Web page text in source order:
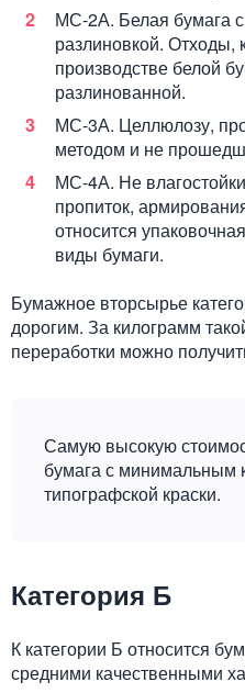
МС-2А. Белая бумага
разлиновкой. Отходы,
производстве белой
разлинованной.
МС-3А. Целлюлозу,
методом и не
МС-4А. Не
пропиток,
относится
виды бумаги.
Бумажное вторсырье
дорогим. За килограмм
переработки можно
Самую высокую
бумага с минимальным
типографской краски.
Категория Б
К категории Б относится
средними качественными